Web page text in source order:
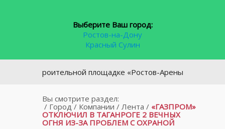
Выберите Ваш город:
Ростов-на-Дону
Красный Сулин
На строительной площадке «Ростов-Арены» начали
Вы смотрите раздел:
/ Город/ Компании / Лента / «ГАЗПРОМ»
ОТКЛЮЧИЛ В ТАГАНРОГЕ 2 ВЕЧНЫХ
ОГНЯ ИЗ-ЗА ПРОБЛЕМ С ОХРАНОЙ